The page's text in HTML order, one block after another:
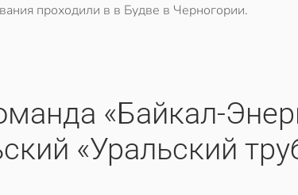
проходили в в Будве в Черногории.
«Байкал-
«Уральский